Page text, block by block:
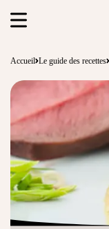
Accueil Le guide des recettes